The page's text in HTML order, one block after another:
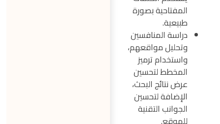
المفتاحية بصورة
طبيعية.
دراسة المنافسين
وتحليل مواقعهم،
واستخدام ترميز
المخطط لتحسين
عرض نتائج البحث،
الإضافة لتحسين
الجوانب التقنية